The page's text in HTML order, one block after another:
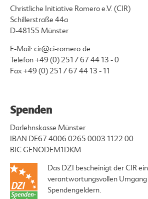
Christliche Initiative Romero e.V. (CIR)
Schillerstraße 44a
D-48155 Münster
E-Mail: cir@ci-romero.de
Telefon+49 (0) 251 / 67 44 13 - 0
Fax +49 (0) 251 / 67 44 13 - 11
Spenden
Darlehnskasse Münster
IBAN DE67 4006 0265 0003 1122 00
BIC GENODEM1DKM
Das DZI bescheinigt der CIR
verantwortungsvollen
Spendengeldern.